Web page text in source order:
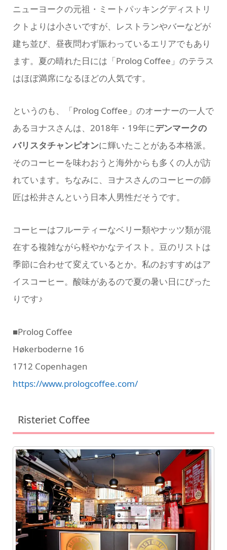
ニューヨークの元祖・ミートパッキングディストリ
クトよりは小さいですが、レストランやバーなどが
建ち並び、昼夜問わず賑わっているエリアでもあり
ます。夏の晴れた日には「Prolog Coffee」のテラス
はほぼ満席になるほどの人気です。
というのも、「Prolog Coffee」のオーナーの一人で
あるヨナスさんは、2018年・19年にデンマークの
バリスタチャンピオンに輝いたことがある本格派。
そのコーヒーを味わおうと海外からも多くの人が訪
れています。ちなみに、ヨナスさんのコーヒーの師
匠は松井さんという日本人男性だそうです。
コーヒーはフルーティーなベリー類やナッツ類が混
在する複雑ながら軽やかなテイスト。豆のリストは
季節に合わせて変えているとか。私のおすすめはア
イスコーヒー。酸味があるので夏の暑い日にぴった
りです♪
■Prolog Coffee
Høkerboderne 16
1712 Copenhagen
https://www.prologcoffee.com/
Risteriet Coffee